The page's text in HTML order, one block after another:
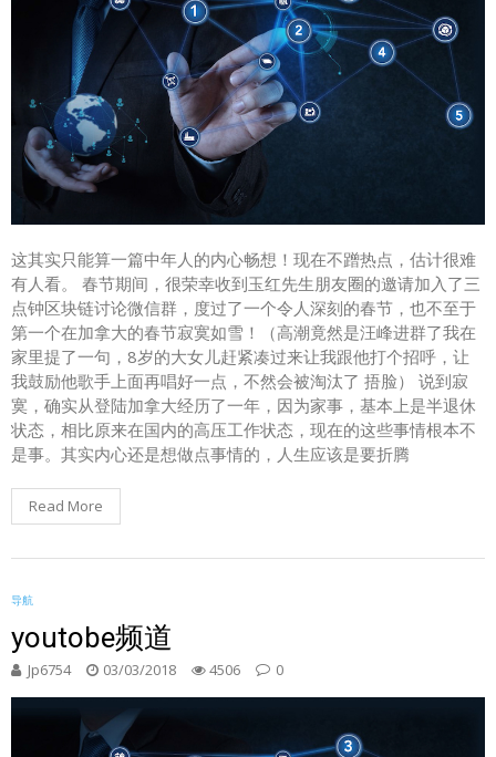
这其实只能算一篇中年人的内心畅想！现在不蹭热点，估计很难
有人看。 春节期间，很荣幸收到玉红先生朋友圈的邀请加入了三
点钟区块链讨论微信群，度过了一个令人深刻的春节，也不至于
第一个在加拿大的春节寂寞如雪！（高潮竟然是汪峰进群了我在
家里提了一句，8岁的大女儿赶紧凑过来让我跟他打个招呼，让
我鼓励他歌手上面再唱好一点，不然会被淘汰了 捂脸） 说到寂
寞，确实从登陆加拿大经历了一年，因为家事，基本上是半退休
状态，相比原来在国内的高压工作状态，现在的这些事情根本不
是事。其实内心还是想做点事情的，人生应该是要折腾
Read More
导航
youtobe频道
Jp6754 03/03/2018 4506 0